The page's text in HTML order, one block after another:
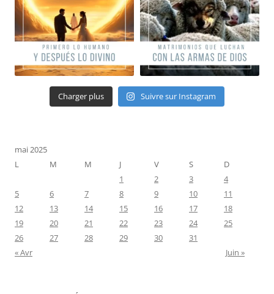
Charger plus Suivre sur Instagram
mai 2025
L
M M J V S
D
1
2 3
4
5
6 7 8 9 10
11
12
13 14 15 16 17
18
19
20 21 22 23 24
25
26
27 28 29 30
31
« Avr
Juin »